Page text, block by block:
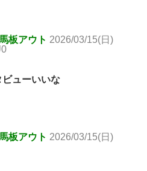
板アウト 2026/03/15(日)
ューいいな
板アウト 2026/03/15(日)